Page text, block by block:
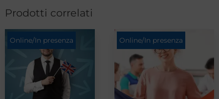
Prodotti correlati
Online/In presenza Online/In presenza